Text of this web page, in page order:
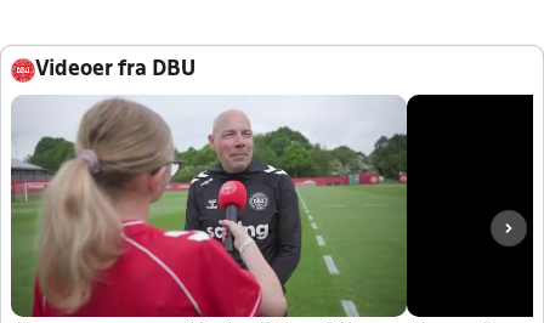
Videoer fra DBU